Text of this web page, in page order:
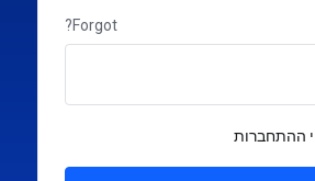
Forgot?
ההתחברות